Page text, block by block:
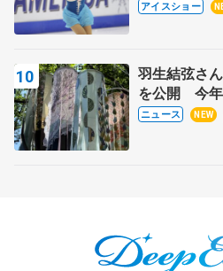
ス」 宮本賢
アイスショー
羽生結弦さ
を公開 今年
の瑞鳳殿
ニュース NEW